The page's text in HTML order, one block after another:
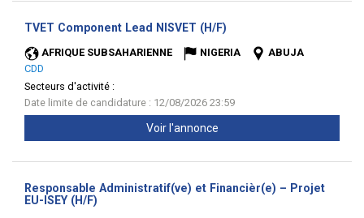
TVET Component Lead NISVET (H/F)
AFRIQUE SUBSAHARIENNE NIGERIA
ABUJA
CDD
Secteurs d'activité :
Date limite de candidature : 12/08/2026 23:59
Voir l'annonce
Responsable Administratif(ve) et Financièr(e) – Projet
EU-ISEY (H/F)